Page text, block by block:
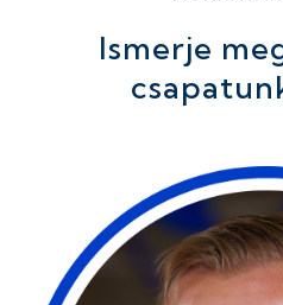
Ismerje